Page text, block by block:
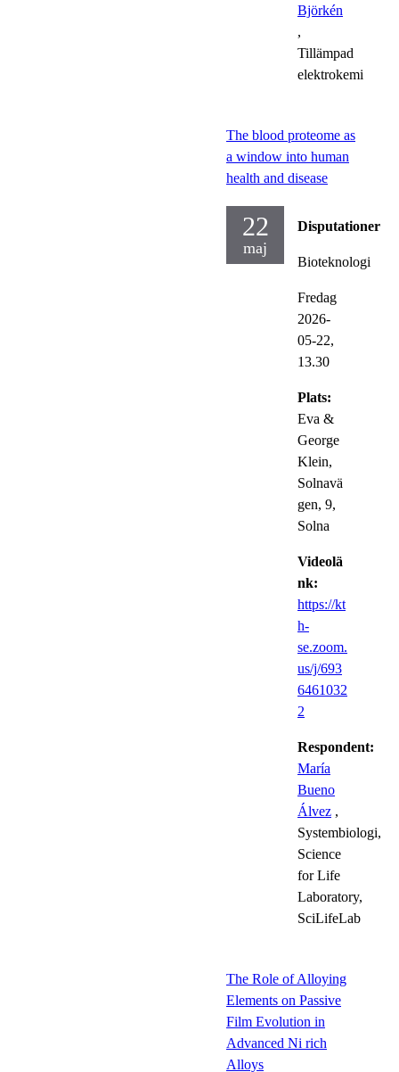
Björkén
,
Tillämpad
elektrokemi
The blood proteome as
a window into human
health and disease
22
maj
Disputationer
Bioteknologi
Fredag
2026-
05-22,
13.30
Plats:
Eva &
George
Klein,
Solnavä
gen, 9,
Solna
Videolä
nk:
https://kt
h-
se.zoom.
us/j/693
6461032
2
Respondent:
María
Bueno
Álvez ,
Systembiologi,
Science
for Life
Laboratory,
SciLifeLab
The Role of Alloying
Elements on Passive
Film Evolution in
Advanced Ni rich
Alloys